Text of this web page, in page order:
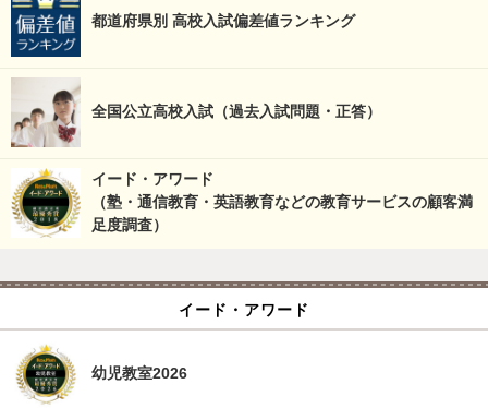
都道府県別 高校入試偏差値ランキング
全国公立高校入試（過去入試問題・正答）
イード・アワード
（塾・通信教育・英語教育などの教育サービスの顧客満
足度調査）
イード・アワード
幼児教室2026